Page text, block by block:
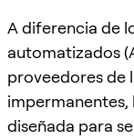
A diferencia de
automatizados
proveedores de
impermanentes,
diseñada para